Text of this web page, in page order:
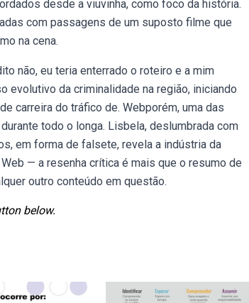
desde a viuvinha, como foco da história.
com passagens de um suposto filme que
na cena.
não, eu teria enterrado o roteiro e a mim
evolutivo da criminalidade na região, iniciando
carreira do tráfico de. Webporém, uma das
todo o longa. Lisbela, deslumbrada com
em forma de falsete, revela a indústria da
— a resenha crítica é mais que o resumo de
outro conteúdo em questão.
below.